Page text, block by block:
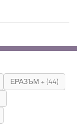
ЕРАЗЪМ + (44)